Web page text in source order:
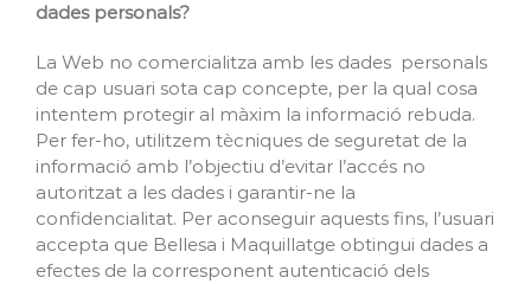
dades personals?
La Web no comercialitza amb les dades personals
de cap usuari sota cap concepte, per la qual cosa
intentem protegir al màxim la informació rebuda.
Per fer-ho, utilitzem tècniques de seguretat de la
informació amb l’objectiu d’evitar l’accés no
autoritzat a les dades i garantir-ne la
confidencialitat. Per aconseguir aquests fins, l’usuari
accepta que Bellesa i Maquillatge obtingui dades a
efectes de la corresponent autenticació dels